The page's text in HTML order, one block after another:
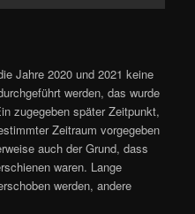
Jahre 2020 und 2021 keine
werden, das wurde
zugegeben später Zeitpunkt,
Zeitraum vorgegeben
auch der Grund, dass
waren. Lange
werden, andere